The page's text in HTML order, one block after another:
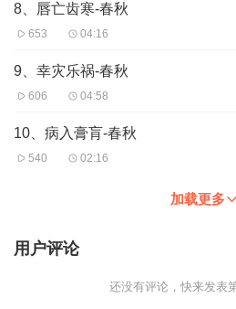
8、唇亡齿寒-春秋
653 04:16
9、幸灾乐祸-春秋
606 04:58
10、病入膏肓-春秋
540 02:16
加载更多
用户评论
还没有评论，快来发表